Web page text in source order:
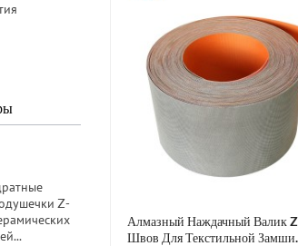
Z-
Алмазный Наждачный Валик
Швов Для Текстильной